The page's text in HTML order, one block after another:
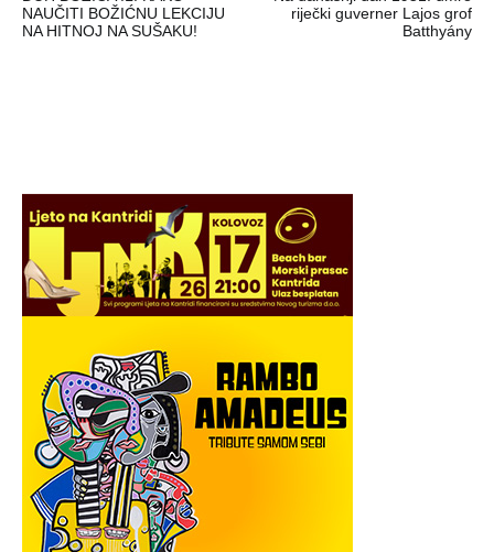
objava
NAUČITI BOŽIĆNU LEKCIJU
NA HITNOJ NA SUŠAKU!
riječki guverner Lajos grof
Batthyány